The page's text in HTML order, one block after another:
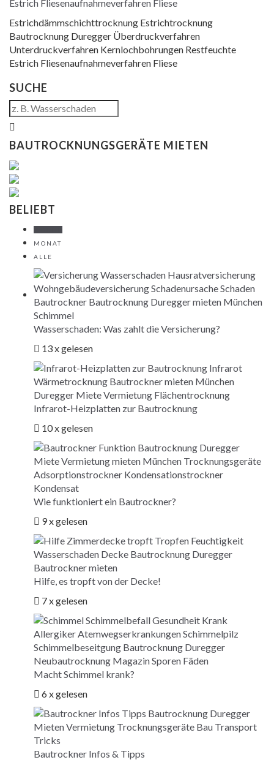
Estrichdämmschichttrocknung Estrichtrocknung
Bautrocknung Duregger Überdruckverfahren
Unterdruckverfahren Kernlochbohrungen Restfeuchte
Estrich Fliesenaufnahmeverfahren Fliese
SUCHE
BAUTROCKNUNGSGERÄTE MIETEN
BELIEBT
MONAT
ALLE
Wasserschaden: Was zahlt die Versicherung?
13 x gelesen
Infrarot-Heizplatten zur Bautrocknung
10 x gelesen
Wie funktioniert ein Bautrockner?
9 x gelesen
Hilfe, es tropft von der Decke!
7 x gelesen
Macht Schimmel krank?
6 x gelesen
Bautrockner Infos & Tipps